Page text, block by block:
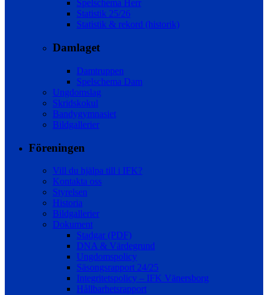
Spelschema Herr
Statistik 25/26
Statistik & rekord (historik)
Damlaget
Damtruppen
Spelschema Dam
Ungdomslag
Skridskokul
Bandygymnasiet
Bildgallerier
Föreningen
Vill du hjälpa till i IFK?
Kontakta oss
Styrelsen
Historia
Bildgallerier
Dokument
Stadgar (PDF)
DNA & Värdegrund
Ungdomspolicy
Säsongsrapport 24/25
Integritetspolicy – IFK Vänersborg
Hållbarhetsrapport